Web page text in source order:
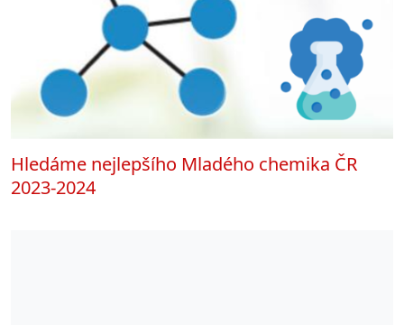
Hledáme nejlepšího Mladého chemika ČR
2023-2024